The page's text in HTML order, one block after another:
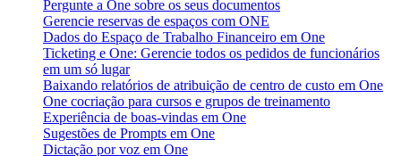
Pergunte a One sobre os seus documentos
Gerencie reservas de espaços com ONE
Dados do Espaço de Trabalho Financeiro em One
Ticketing e One: Gerencie todos os pedidos de funcionários
em um só lugar
Baixando relatórios de atribuição de centro de custo em One
One cocriação para cursos e grupos de treinamento
Experiência de boas-vindas em One
Sugestões de Prompts em One
Dictação por voz em One